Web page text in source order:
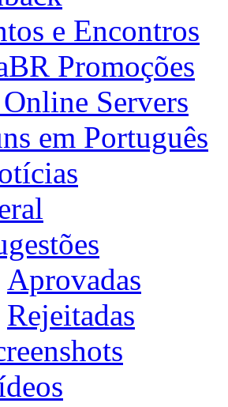
e Encontros
Promoções
Servers
em Português
Aprovadas
Rejeitadas